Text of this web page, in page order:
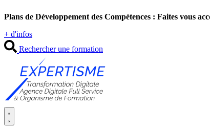
au
Plans de Développement des Compétences : Faites vous
+ d'infos
Rechercher une formation